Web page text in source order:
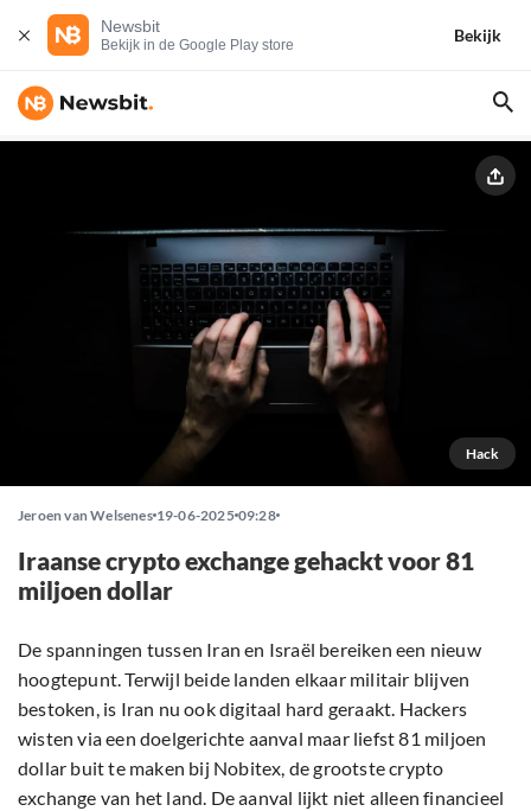
Newsbit
Bekijk in de Google Play store
Bekijk
Hack
Jeroen van Welsenes 19-06-2025 09:28
Iraanse crypto exchange gehackt voor 81
miljoen dollar
De spanningen tussen Iran en Israël bereiken een nieuw
hoogtepunt. Terwijl beide landen elkaar militair blijven
bestoken, is Iran nu ook digitaal hard geraakt. Hackers
wisten via een doelgerichte aanval maar liefst 81 miljoen
dollar buit te maken bij Nobitex, de grootste crypto
exchange van het land. De aanval lijkt niet alleen financieel